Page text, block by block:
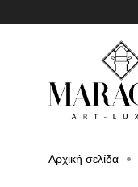
Αρχική σελίδα